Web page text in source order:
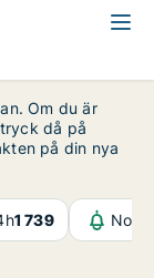
Om du är
då på
på din nya
1 739